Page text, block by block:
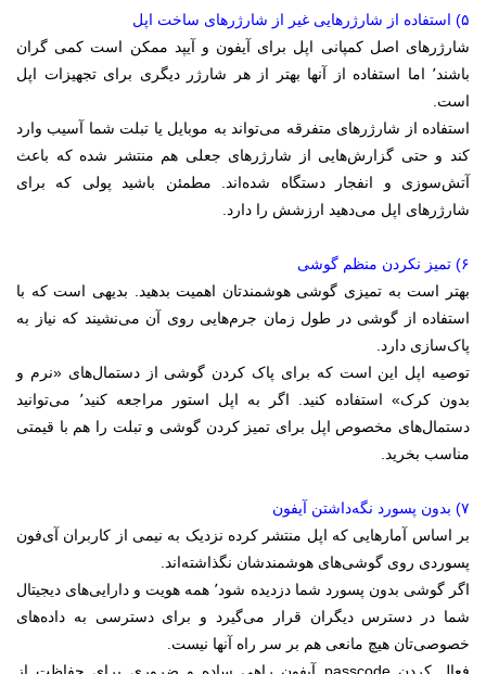
۵) استفاده از شارژرهایی غیر از شارژرهای ساخت اپل
شارژرهای اصل کمپانی اپل برای آیفون و آیپد ممکن است کمی گران
باشند٬ اما استفاده از آنها بهتر از هر شارژر دیگری برای تجهیزات اپل
است.
استفاده از شارژرهای متفرقه می‌تواند به موبایل یا تبلت شما آسیب وارد
کند و حتی گزارش‌هایی از شارژرهای جعلی هم منتشر شده که باعث
آتش‌سوزی و انفجار دستگاه شده‌اند. مطمئن باشید پولی که برای
شارژرهای اپل می‌دهید ارزشش را دارد.
۶) تمیز نکردن منظم گوشی
بهتر است به تمیزی گوشی هوشمندتان اهمیت بدهید. بدیهی است که با
استفاده از گوشی در طول زمان جرم‌هایی روی آن می‌نشیند که نیاز به
پاک‌سازی دارد.
توصیه اپل این است که برای پاک کردن گوشی از دستمال‌های «نرم و
بدون کرک» استفاده کنید. اگر به اپل استور مراجعه کنید٬ می‌توانید
دستمال‌های مخصوص اپل برای تمیز کردن گوشی و تبلت را هم با قیمتی
مناسب بخرید.
۷) بدون پسورد نگه‌داشتن آیفون
بر اساس آمارهایی که اپل منتشر کرده نزدیک به نیمی از کاربران آی‌فون
پسوردی روی گوشی‌های هوشمندشان نگذاشته‌اند.
اگر گوشی بدون پسورد شما دزدیده شود٬ همه هویت و دارایی‌های دیجیتال
شما در دسترس دیگران قرار می‌گیرد و برای دسترسی به داده‌های
خصوصی‌تان هیچ مانعی هم بر سر راه آنها نیست.